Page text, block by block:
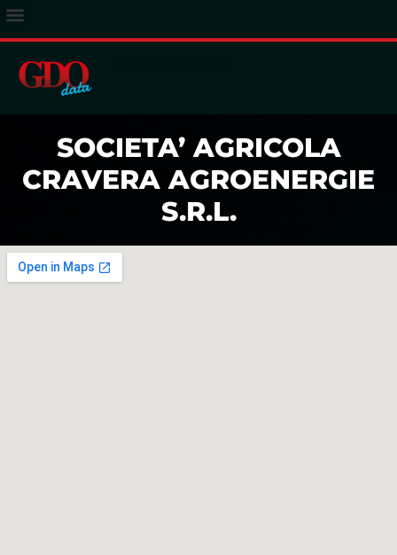
SOCIETA’ AGRICOLA
CRAVERA AGROENERGIE
S.R.L.